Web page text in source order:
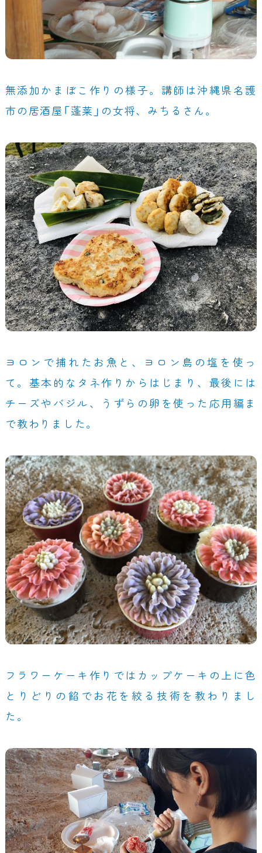
無添加かまぼこ作りの様子。講師は沖縄県名護
市の居酒屋「蓬莱」の女将、みちるさん。
ヨロンで捕れたお魚と、ヨロン島の塩を使っ
て。基本的なタネ作りからはじまり、最後には
チーズやバジル、うずらの卵を使った応用編ま
で教わりました。
フラワーケーキ作りではカップケーキの上に色
とりどりの餡でお花を絞る技術を教わりまし
た。